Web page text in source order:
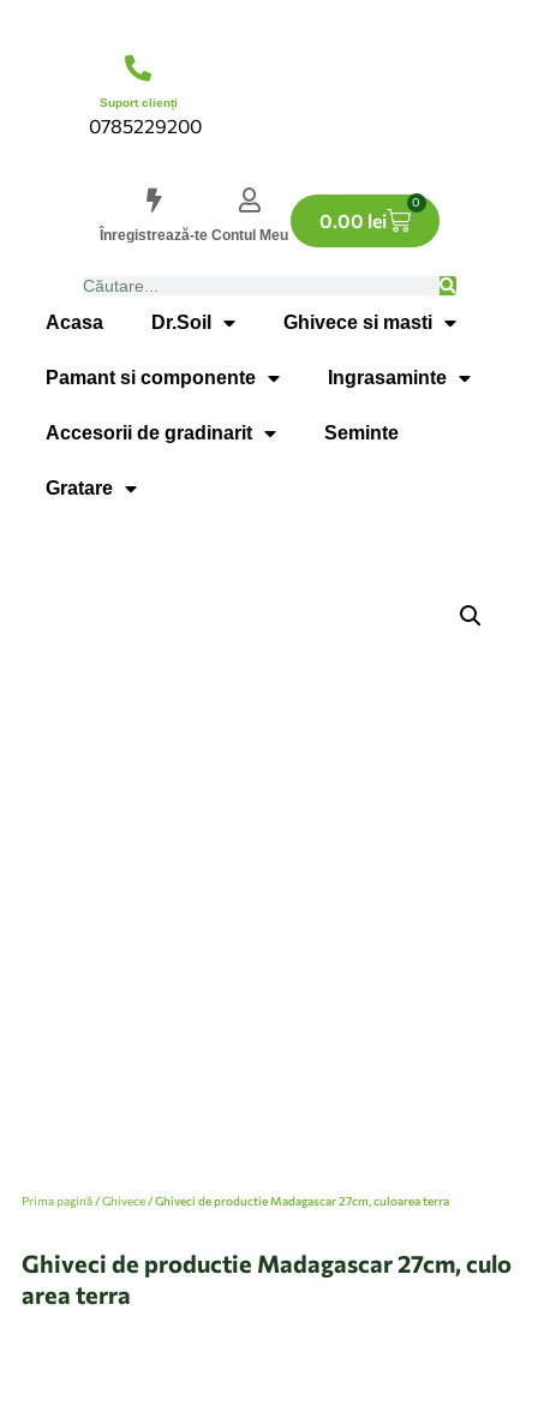
Suport clienți
0785229200
Înregistrează-te Contul Meu
0.00 lei
0
Acasa Dr.Soil Ghivece si masti
Pamant si componente Ingrasaminte
Accesorii de gradinarit Seminte
Gratare
Prima pagină/Ghivece/ Ghiveci de productie Madagascar 27cm, culoarea terra
Ghiveci de productie Madagascar 27cm, culo
area terra